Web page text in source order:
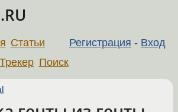
Регистрация - Вход
Статьи
Трекер Поиск